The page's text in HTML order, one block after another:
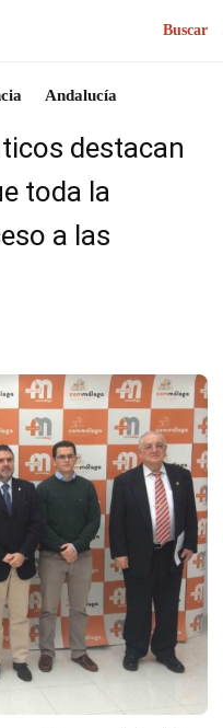
Buscar
Andalucía
destacan
toda la
a las